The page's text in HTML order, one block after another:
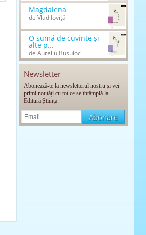
Magdalena
de Vlad Ioviță
O sumă de cuvinte și
alte p...
de Aureliu Busuioc
Newsletter
Abonează-te la newsletterul nostru și vei
primi noutăți cu tot ce se întâmplă la
Editura Știința